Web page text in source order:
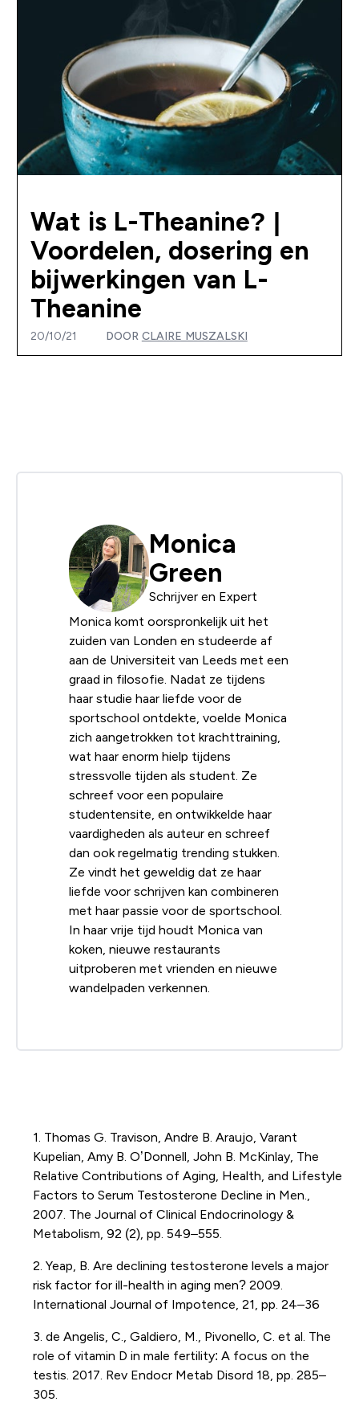
Wat is L-Theanine? |
Voordelen, dosering en
bijwerkingen van L-
Theanine
20/10/21 DOOR CLAIRE MUSZALSKI
Monica
Green
Schrijver en Expert
Monica komt oorspronkelijk uit het
zuiden van Londen en studeerde af
aan de Universiteit van Leeds met een
graad in filosofie. Nadat ze tijdens
haar studie haar liefde voor de
sportschool ontdekte, voelde Monica
zich aangetrokken tot krachttraining,
wat haar enorm hielp tijdens
stressvolle tijden als student. Ze
schreef voor een populaire
studentensite, en ontwikkelde haar
vaardigheden als auteur en schreef
dan ook regelmatig trending stukken.
Ze vindt het geweldig dat ze haar
liefde voor schrijven kan combineren
met haar passie voor de sportschool.
In haar vrije tijd houdt Monica van
koken, nieuwe restaurants
uitproberen met vrienden en nieuwe
wandelpaden verkennen.
1. Thomas G. Travison, Andre B. Araujo, Varant
Kupelian, Amy B. O’Donnell, John B. McKinlay, The
Relative Contributions of Aging, Health, and Lifestyle
Factors to Serum Testosterone Decline in Men.,
2007. The Journal of Clinical Endocrinology &
Metabolism, 92 (2), pp. 549–555.
2. Yeap, B. Are declining testosterone levels a major
risk factor for ill-health in aging men? 2009.
International Journal of Impotence, 21, pp. 24–36
3. de Angelis, C., Galdiero, M., Pivonello, C. et al. The
role of vitamin D in male fertility: A focus on the
testis. 2017. Rev Endocr Metab Disord 18, pp. 285–
305.